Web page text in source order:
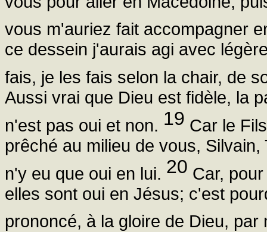
vous m'auriez fait accompagner
ce dessein j'aurais agi avec
fais, je les fais selon la chair, de
Aussi vrai que Dieu est fidèle, la
n'est pas oui et non. 19 Car le
prêché au milieu de vous,
n'y eu que oui en lui. 20 Car,
elles sont oui en Jésus; c'est
prononcé, à la gloire de Dieu,